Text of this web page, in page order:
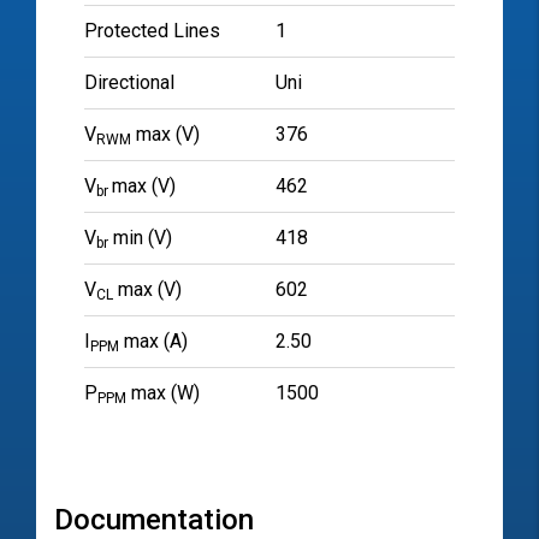
Protected Lines 1
Directional Uni
VRWM max (V) 376
Vbr max (V) 462
Vbr min (V) 418
VCL max (V) 602
PPM max (A) 2.50
P PPM max (W) 1500
Documentation